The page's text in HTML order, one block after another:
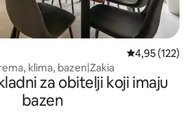
Prosječna
4,95 (122)
klima, bazen|Zakia
za obitelji koji imaju
bazen